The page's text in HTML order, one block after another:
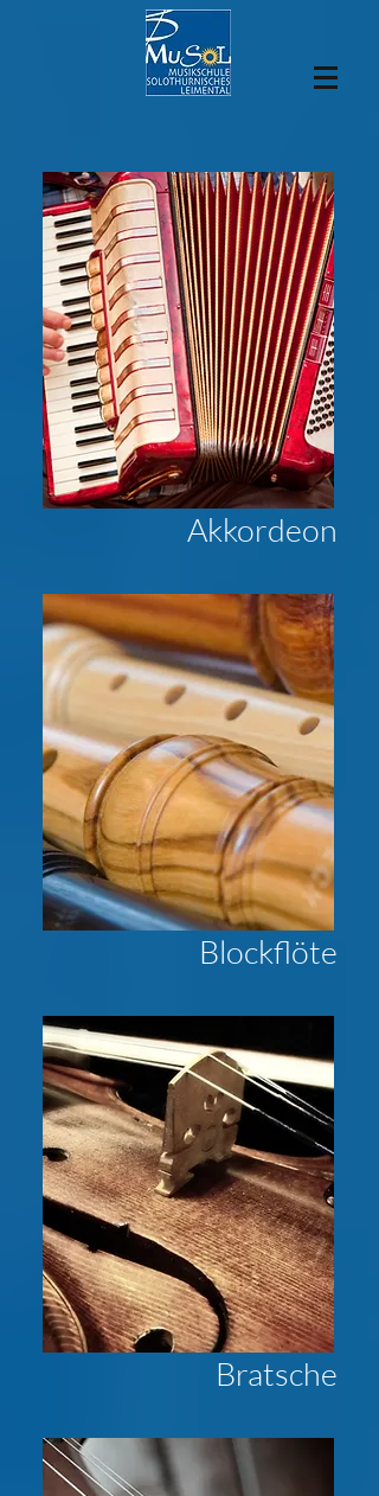
Akkordeon
Blockflöte
Bratsche